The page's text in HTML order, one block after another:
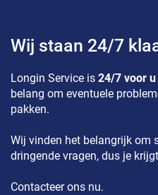
Wij staan 24/7
Longin Service is 24/7 voor
belang om eventuele
pakken.
Wij vinden het belangrijk om
dringende vragen, dus je
Contacteer ons nu.